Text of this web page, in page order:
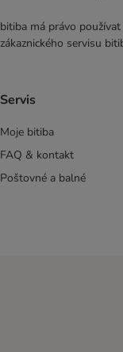
Sheba
Smilla
Vitakraft
Wild Freedom
Yarrah
Tubicat
bitiba má právo
zákaznického servisu
Servis
Moje bitiba
FAQ & kontakt
Poštovné a balné